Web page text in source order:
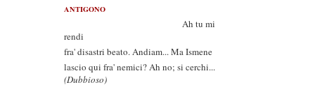
ANTIGONO
Ah tu mi
rendi
fra' disastri beato. Andiam... Ma Ismene
lascio qui fra' nemici? Ah no; si cerchi...
(Dubbioso)